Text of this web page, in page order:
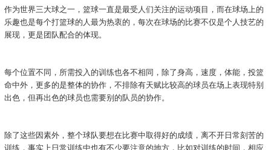
作为世界三大球之一，篮球一直是最受人们关注的运动项目，而在球场上的
乐趣也是每个打篮球的人最为热衷的，每次在球场的比赛不仅是个人技艺的
展现，更是团队配合的体现。
每个位置不同，所需投入的训练也各不相同，除了身高，速度，体能，投篮
命中外，更多的是整体的协作，不排除有天赋比较高的球员在场上表现特别
出色，但再出色的球员也需要别的队员的协作。
除了这些因素外，整个球队要想在比赛中取得好的成绩，离不开日常刻苦的